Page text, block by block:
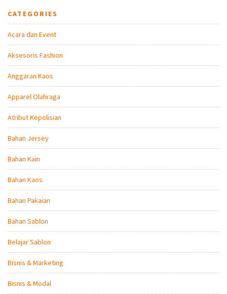
CATEGORIES
Acara dan Event
Aksesoris Fashion
Anggaran Kaos
Apparel Olahraga
Atribut Kepolisian
Bahan Jersey
Bahan Kain
Bahan Kaos
Bahan Pakaian
Bahan Sablon
Belajar Sablon
Bisnis & Marketing
Bisnis & Modal